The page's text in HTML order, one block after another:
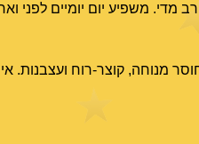
מדי. משפיע יום יומיים לפני
משפיע 3 ימים לכל כיוון. חוסר